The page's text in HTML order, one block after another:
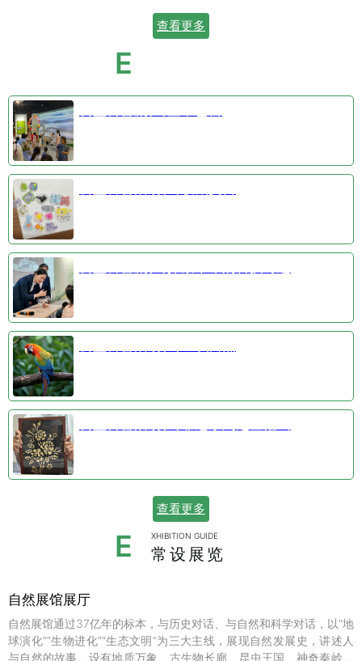
查看更多
E
查看更多
E XHIBITION GUIDE
常设展览
自然展馆展厅
自然展馆通过37亿年的标本，与历史对话、与自然和科学对话，以“地
球演化”“生物进化”“生态文明”为三大主线，展现自然发展史，讲述人
与自然的故事。设有地质万象、古生物长廊、昆虫王国、神奇秦岭、